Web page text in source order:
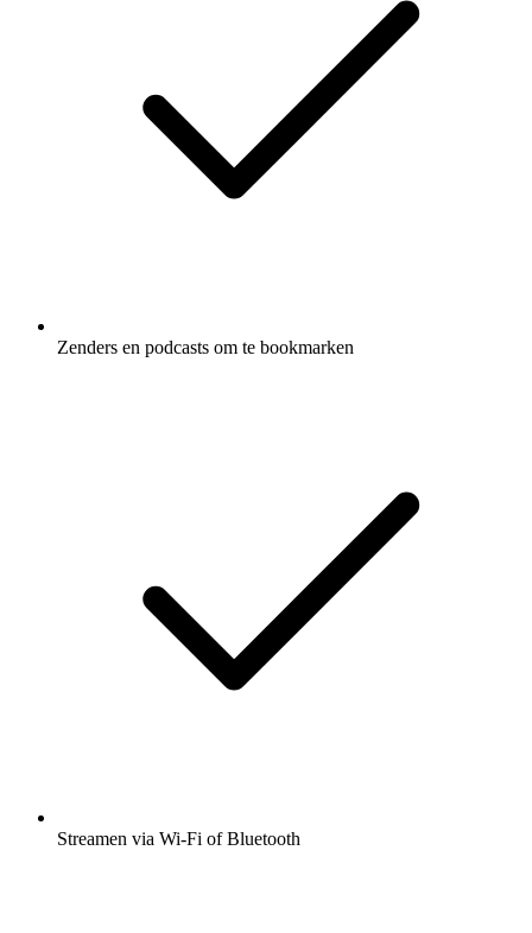
Zenders en podcasts om te bookmarken
Streamen via Wi-Fi of Bluetooth